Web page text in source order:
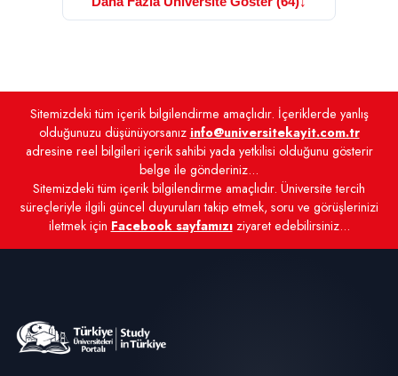
Sitemizdeki tüm içerik bilgilendirme amaçlıdır. İçeriklerde yanlış
olduğunuzu düşünüyorsanız info@universitekayit.com.tr
adresine reel bilgileri içerik sahibi yada yetkilisi olduğunu gösterir
belge ile gönderiniz...
Sitemizdeki tüm içerik bilgilendirme amaçlıdır. Üniversite tercih
süreçleriyle ilgili güncel duyuruları takip etmek, soru ve görüşlerinizi
iletmek için Facebook sayfamızıziyaret edebilirsiniz...